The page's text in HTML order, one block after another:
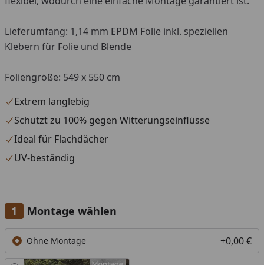
Lieferumfang: 1,14 mm EPDM Folie inkl. speziellen
Klebern für Folie und Blende
Foliengröße: 549 x 550 cm
Extrem langlebig
Schützt zu 100% gegen Witterungseinflüsse
Ideal für Flachdächer
UV-beständig
Montage wählen
Ohne Montage +0,00 €